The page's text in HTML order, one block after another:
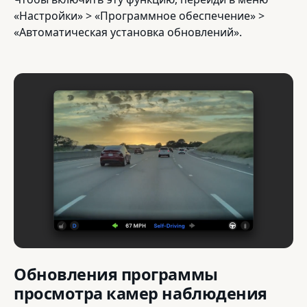
«Настройки» > «Программное обеспечение» >
«Автоматическая установка обновлений».
Обновления программы
просмотра камер наблюдения